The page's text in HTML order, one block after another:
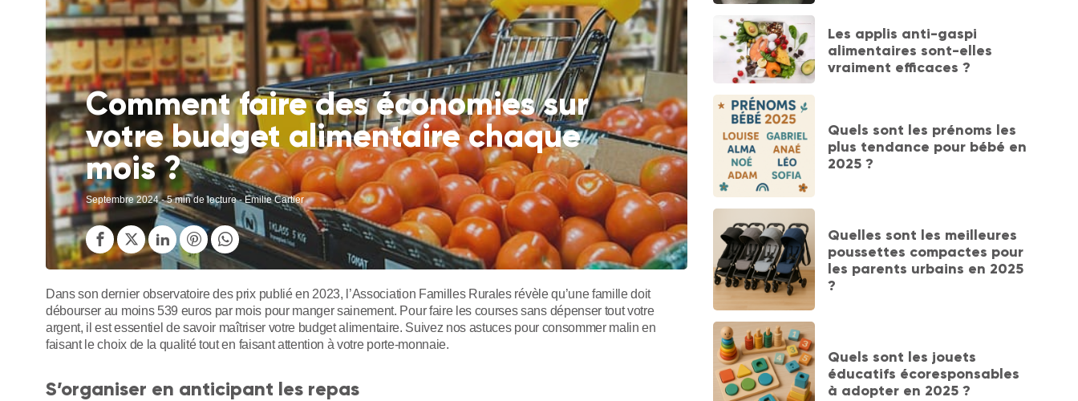
Comment faire des économies sur
votre budget alimentaire chaque
mois ?
Septembre 2024- 5 min de lecture - Emilie Cartier
Dans son dernier observatoire des prix publié en 2023, l’Association Familles Rurales révèle qu’une famille doit
débourser au moins 539 euros par mois pour manger sainement. Pour faire les courses sans dépenser tout votre
argent, il est essentiel de savoir maîtriser votre budget alimentaire. Suivez nos astuces pour consommer malin en
faisant le choix de la qualité tout en faisant attention à votre porte-monnaie.
S’organiser en anticipant les repas
Les applis anti-gaspi
alimentaires sont-elles
vraiment efficaces ?
Quels sont les prénoms les
plus tendance pour bébé en
2025 ?
Quelles sont les meilleures
poussettes compactes pour
les parents urbains en 2025
?
Quels sont les jouets
éducatifs écoresponsables
à adopter en 2025 ?